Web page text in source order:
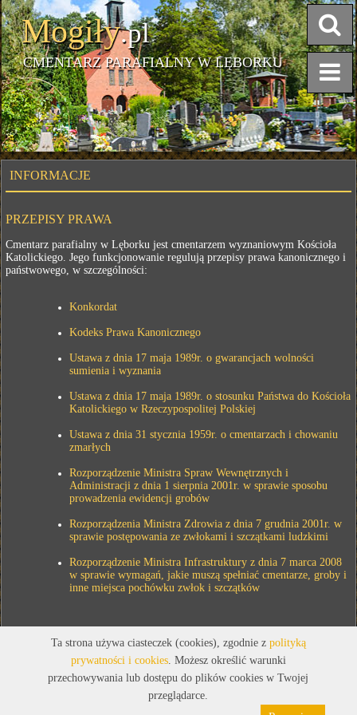
Mogiły.pl
CMENTARZ PARAFIALNY W LĘBORKU
INFORMACJE
PRZEPISY PRAWA
Cmentarz parafialny w Lęborku jest cmentarzem wyznaniowym Kościoła
Katolickiego. Jego funkcjonowanie regulują przepisy prawa kanonicznego i
państwowego, w szczególności:
Konkordat
Kodeks Prawa Kanonicznego
Ustawa z dnia 17 maja 1989r. o gwarancjach wolności
sumienia i wyznania
Ustawa z dnia 17 maja 1989r. o stosunku Państwa do Kościoła
Katolickiego w Rzeczypospolitej Polskiej
Ustawa z dnia 31 stycznia 1959r. o cmentarzach i chowaniu
zmarłych
Rozporządzenie Ministra Spraw Wewnętrznych i
Administracji z dnia 1 sierpnia 2001r. w sprawie sposobu
prowadzenia ewidencji grobów
Rozporządzenia Ministra Zdrowia z dnia 7 grudnia 2001r. w
sprawie postępowania ze zwłokami i szczątkami ludzkimi
Rozporządzenie Ministra Infrastruktury z dnia 7 marca 2008
w sprawie wymagań, jakie muszą spełniać cmentarze, groby i
inne miejsca pochówku zwłok i szczątków
Ta strona używa ciasteczek (cookies), zgodnie z polityką
prywatności i cookies. Możesz określić warunki
przechowywania lub dostępu do plików cookies w Twojej
przeglądarce.